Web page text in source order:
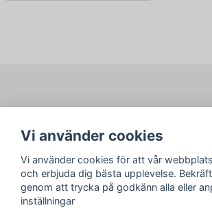
Köpvillkor
Logga in
Glömt
Sociala medier arkad.nu
Vi använder cookies
Vi använder cookies för att vår
och erbjuda dig bästa upplevelse.
genom att trycka på godkänn alla eller
inställningar